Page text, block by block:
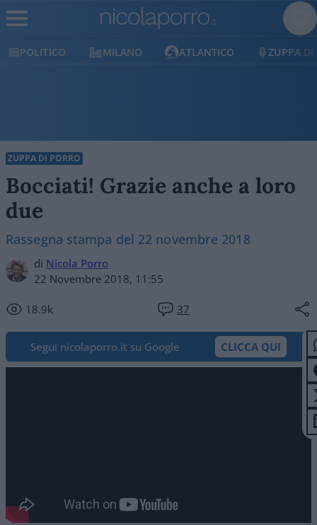
POLITICO MILANO ATLANTICO ZUPPA DI
ZUPPA DI PORRO
Bocciati! Grazie anche a loro
due
Rassegna stampa del 22 novembre 2018
di Nicola Porro
22 Novembre 2018, 11:55
18.9k 37
Segui nicolaporro.it su Google CLICCA QUI